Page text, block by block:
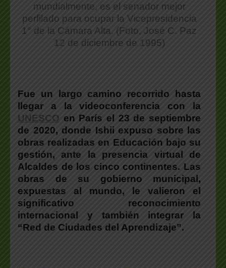
mundialmente, es el senador mejor
perfilado para ocupar la Vicepresidencia
1° de la Cámara Alta. (Foto, José C. Paz
12 de diciembre de 1995)
Fue un largo camino recorrido hasta
llegar a la videoconferencia con la
UNESCO en París el 23 de septiembre
de 2020, donde Ishii expuso sobre las
obras realizadas en Educación bajo su
gestión, ante la presencia virtual de
Alcaldes de los cinco continentes. Las
obras de su gobierno municipal,
expuestas al mundo, le valieron el
significativo reconocimiento
internacional y también integrar la
“Red de Ciudades del Aprendizaje”.